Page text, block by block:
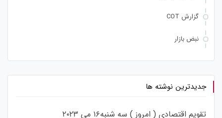
گزارش COT
نبض بازار
جدیدترین نوشته ها
تقویم اقتصادی ( امروز ) سه شنبه۱۶ می ۲۰۲۳